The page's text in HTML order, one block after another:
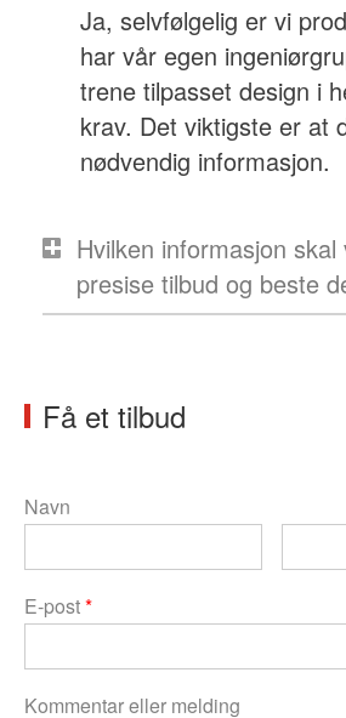
Ja, selvfølgelig er vi
har vår egen
trene tilpasset design i
krav. Det viktigste er at
nødvendig informasjon.
Hvilken informasjon
presise tilbud og beste
Få et tilbud
Navn
E-post*
Kommentar eller melding